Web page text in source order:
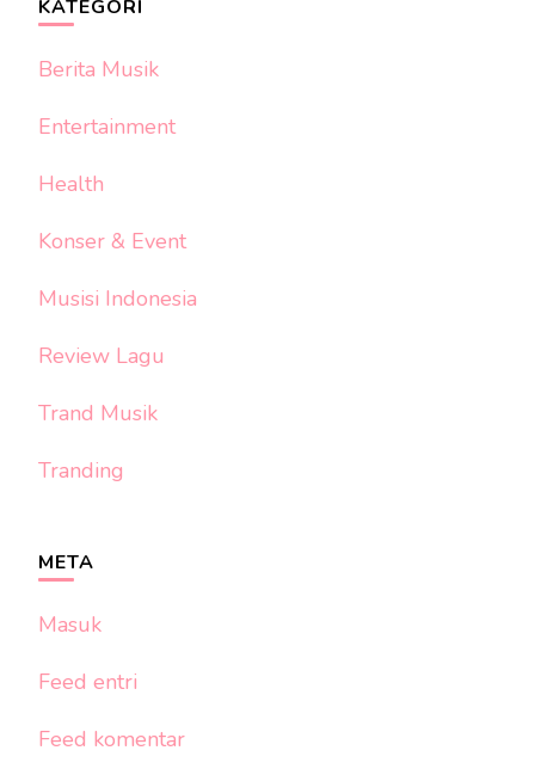
KATEGORI
Berita Musik
Entertainment
Health
Konser & Event
Musisi Indonesia
Review Lagu
Trand Musik
Tranding
META
Masuk
Feed entri
Feed komentar